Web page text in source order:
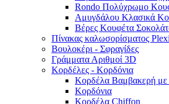
Rondo Πολύχρωμο
Αμυγδάλου Κλασικά
Βέρες Κουφέτα
Πίνακας καλωσορίσματος
Βουλοκέρι - Σφραγίδες
Γράμματα Αριθμοί 3D
Κορδέλες - Κορδόνια
Κορδέλα Βαμβακερή με
Κορδόνια
Κορδέλα Chiffon